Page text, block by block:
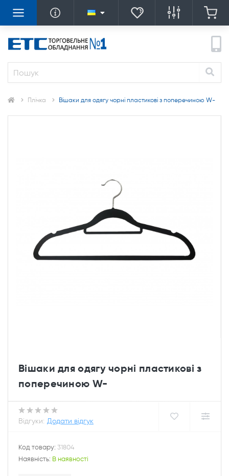
Плічка Вішаки для одягу чорні пластикові з поперечиною W-
Вішаки для одягу чорні пластикові з
поперечиною W-
Відгуки: Додати відгук
Код товару: 31804
Наявність: В наявності